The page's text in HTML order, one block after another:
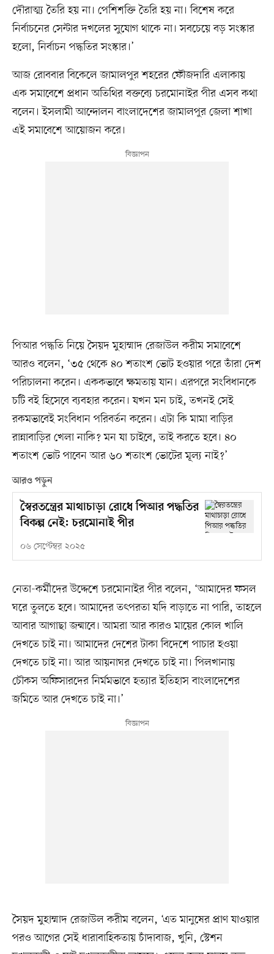
দৌরাত্ম্য তৈরি হয় না। পেশিশক্তি তৈরি হয় না। বিশেষ করে
নির্বাচনের সেন্টার দখলের সুযোগ থাকে না। সবচেয়ে বড় সংস্কার
হলো, নির্বাচন পদ্ধতির সংস্কার।’
আজ রোববার বিকেলে জামালপুর শহরের ফৌজদারি এলাকায়
এক সমাবেশে প্রধান অতিথির বক্তব্যে চরমোনাইর পীর এসব কথা
বলেন। ইসলামী আন্দোলন বাংলাদেশের জামালপুর জেলা শাখা
এই সমাবেশে আয়োজন করে।
পিআর পদ্ধতি নিয়ে সৈয়দ মুহাম্মাদ রেজাউল করীম সমাবেশে
আরও বলেন, ‘৩৫ থেকে ৪০ শতাংশ ভোট হওয়ার পরে তাঁরা দেশ
পরিচালনা করেন। এককভাবে ক্ষমতায় যান। এরপরে সংবিধানকে
চটি বই হিসেবে ব্যবহার করেন। যখন মন চাই, তখনই সেই
রকমভাবেই সংবিধান পরিবর্তন করেন। এটা কি মামা বাড়ির
রান্নাবাড়ির খেলা নাকি? মন যা চাইবে, তাই করতে হবে। ৪০
শতাংশ ভোট পাবেন আর ৬০ শতাংশ ভোটের মূল্য নাই?’
আরও পড়ুন
স্বৈরতন্ত্রের মাথাচাড়া রোধে পিআর পদ্ধতির
বিকল্প নেই: চরমোনাই পীর
০৬ সেপ্টেম্বর ২০২৫
নেতা-কর্মীদের উদ্দেশে চরমোনাইর পীর বলেন, ‘আমাদের ফসল
ঘরে তুলতে হবে। আমাদের তৎপরতা যদি বাড়াতে না পারি, তাহলে
আবার আগাছা জন্মাবে। আমরা আর কারও মায়ের কোল খালি
দেখতে চাই না। আমাদের দেশের টাকা বিদেশে পাচার হওয়া
দেখতে চাই না। আর আয়নাঘর দেখতে চাই না। পিলখানায়
চৌকস অফিসারদের নির্মমভাবে হত্যার ইতিহাস বাংলাদেশের
জমিতে আর দেখতে চাই না।’
সৈয়দ মুহাম্মাদ রেজাউল করীম বলেন, ‘এত মানুষের প্রাণ যাওয়ার
পরও আগের সেই ধারাবাহিকতায় চাঁদাবাজ, খুনি, স্টেশন